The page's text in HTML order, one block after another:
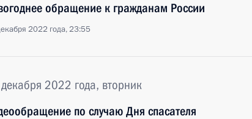
обращение к гражданам России
2022 года, 23:55
2022 года, вторник
по случаю Дня спасателя